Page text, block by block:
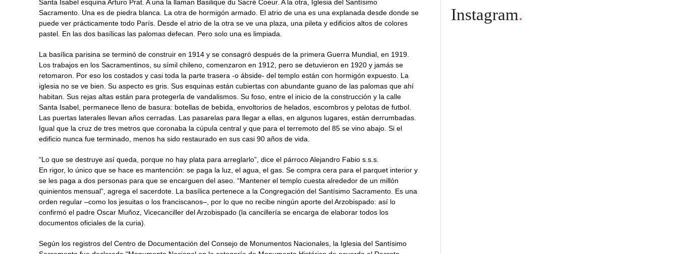
Santa Isabel esquina Arturo Prat. A una la llaman Basilique du Sacré Coeur. A la otra, Iglesia del Santísimo
Sacramento. Una es de piedra blanca. La otra de hormigón armado. El atrio de una es una explanada desde donde se
puede ver prácticamente todo París. Desde el atrio de la otra se ve una plaza, una pileta y edificios altos de colores
pastel. En las dos basílicas las palomas defecan. Pero solo una es limpiada.
La basílica parisina se terminó de construir en 1914 y se consagró después de la primera Guerra Mundial, en 1919.
Los trabajos en los Sacramentinos, su símil chileno, comenzaron en 1912, pero se detuvieron en 1920 y jamás se
retomaron. Por eso los costados y casi toda la parte trasera -o ábside- del templo están con hormigón expuesto. La
iglesia no se ve bien. Su aspecto es gris. Sus esquinas están cubiertas con abundante guano de las palomas que ahí
habitan. Sus rejas altas están para protegerla de vandalismos. Su foso, entre el inicio de la construcción y la calle
Santa Isabel, permanece lleno de basura: botellas de bebida, envoltorios de helados, escombros y pelotas de futbol.
Las puertas laterales llevan años cerradas. Las pasarelas para llegar a ellas, en algunos lugares, están derrumbadas.
Igual que la cruz de tres metros que coronaba la cúpula central y que para el terremoto del 85 se vino abajo. Si el
edificio nunca fue terminado, menos ha sido restaurado en sus casi 90 años de vida.
“Lo que se destruye así queda, porque no hay plata para arreglarlo”, dice el párroco Alejandro Fabio s.s.s.
En rigor, lo único que se hace es mantención: se paga la luz, el agua, el gas. Se compra cera para el parquet interior y
se les paga a dos personas para que se encarguen del aseo. “Mantener el templo cuesta alrededor de un millón
quinientos mensual”, agrega el sacerdote. La basílica pertenece a la Congregación del Santísimo Sacramento. Es una
orden regular –como los jesuitas o los franciscanos–, por lo que no recibe ningún aporte del Arzobispado: así lo
confirmó el padre Oscar Muñoz, Vicecanciller del Arzobispado (la cancillería se encarga de elaborar todos los
documentos oficiales de la curia).
Según los registros del Centro de Documentación del Consejo de Monumentos Nacionales, la Iglesia del Santísimo
Instagram.